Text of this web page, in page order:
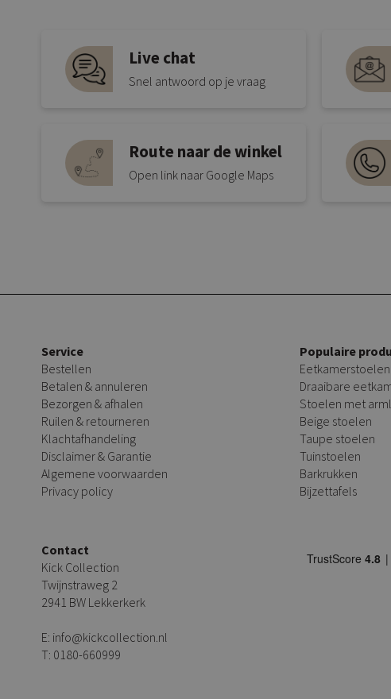
Live chat
Snel antwoord op je vraag
Route naar de winkel
Open link naar Google Maps
Service
Bestellen
Betalen & annuleren
Bezorgen & afhalen
Ruilen & retourneren
Klachtafhandeling
Disclaimer & Garantie
Algemene voorwaarden
Privacy policy
Populaire
Eetkamerstoelen
Draaibare
Stoelen met
Beige stoelen
Taupe stoelen
Tuinstoelen
Barkrukken
Bijzettafels
Contact
Kick Collection
Twijnstraweg 2
2941 BW Lekkerkerk
E: info@kickcollection.nl
T: 0180-660999